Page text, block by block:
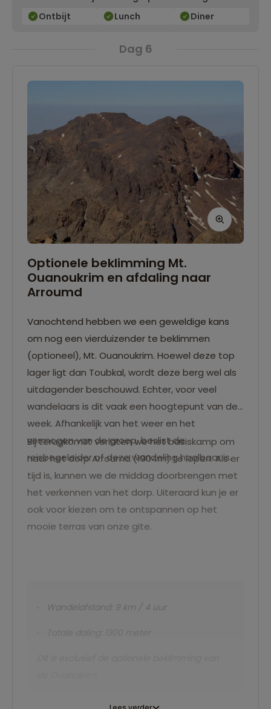
Ontbijt
Lunch Diner
Dag 6
Optionele beklimming Mt.
Ouanoukrim en afdaling naar
Arroumd
Vanochtend hebben we een geweldige kans
om nog een vierduizender te beklimmen
(optioneel), Mt. Ouanoukrim. Hoewel deze top
lager ligt dan Toubkal, wordt deze berg wel als
uitdagender beschouwd. Echter, voor veel
wandelaars is dit vaak een hoogtepunt van de
week. Afhankelijk van het weer en het
vermogen van de groep, beslist de
reisbegeleider of deze wandeling haalbaar is.
Bij terugkomst verlaten we het basiskamp om
naar het dorp Arroumd (1904m) te lopen. Als er
tijd is, kunnen we de middag doorbrengen met
het verkennen van het dorp. Uiteraard kun je er
ook voor kiezen om te ontspannen op het
mooie terras van onze gite.
Wandelafstand: 9 km / 4 uur